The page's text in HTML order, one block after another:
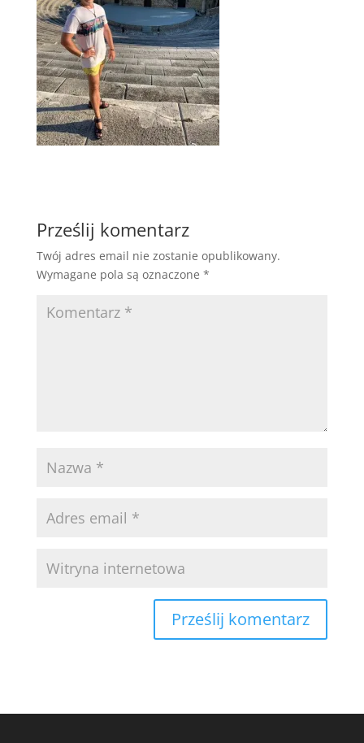
Prześlij komentarz
Twój adres email nie zostanie opublikowany.
Wymagane pola są oznaczone *